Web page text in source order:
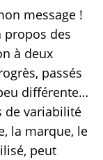
message !
propos des
à deux
passés
différente…
de variabilité
la marque, le
peut